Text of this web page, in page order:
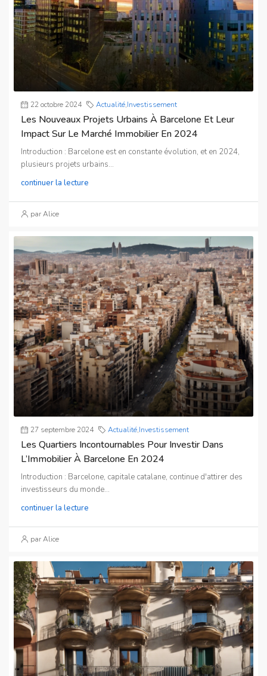
22 octobre 2024 Actualité,Investissement
Les Nouveaux Projets Urbains À Barcelone Et Leur
Impact Sur Le Marché Immobilier En 2024
Introduction : Barcelone est en constante évolution, et en 2024,
plusieurs projets urbains...
continuer la lecture
par Alice
27 septembre 2024 Actualité,Investissement
Les Quartiers Incontournables Pour Investir Dans
L’Immobilier À Barcelone En 2024
Introduction : Barcelone, capitale catalane, continue d'attirer des
investisseurs du monde...
continuer la lecture
par Alice